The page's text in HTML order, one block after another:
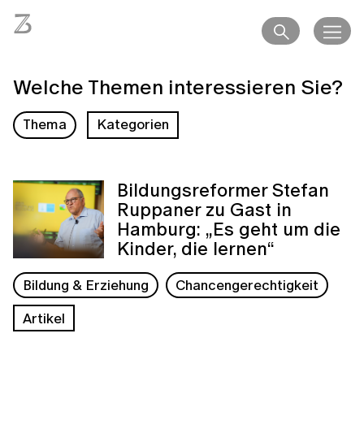
Welche Themen interessieren Sie?
Thema Kategorien
Bildungsreformer Stefan
Ruppaner zu Gast in
Hamburg: „Es geht um die
Kinder, die lernen“
Bildung & Erziehung
Chancengerechtigkeit
Artikel